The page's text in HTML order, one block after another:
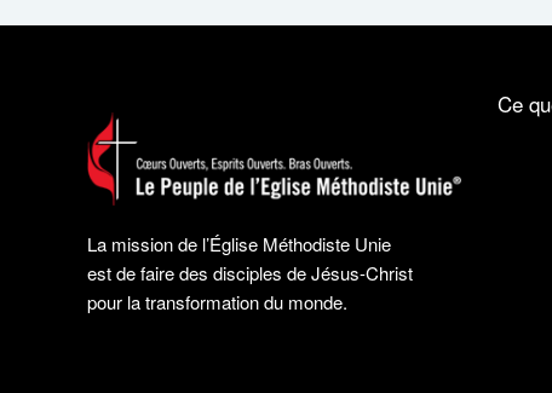
La mission de l’Église Méthodiste Unie
est de faire des disciples de Jésus-Christ
pour la transformation du monde.
Ce